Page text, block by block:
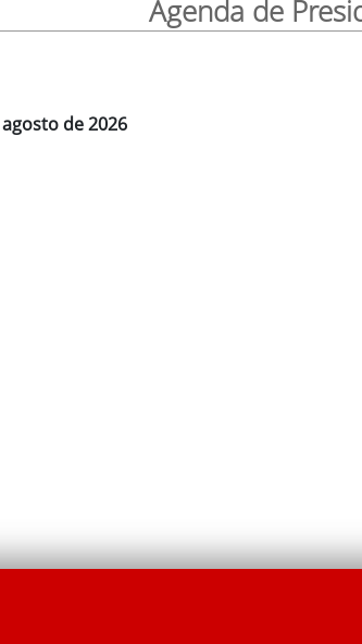
Agenda de
de 2026